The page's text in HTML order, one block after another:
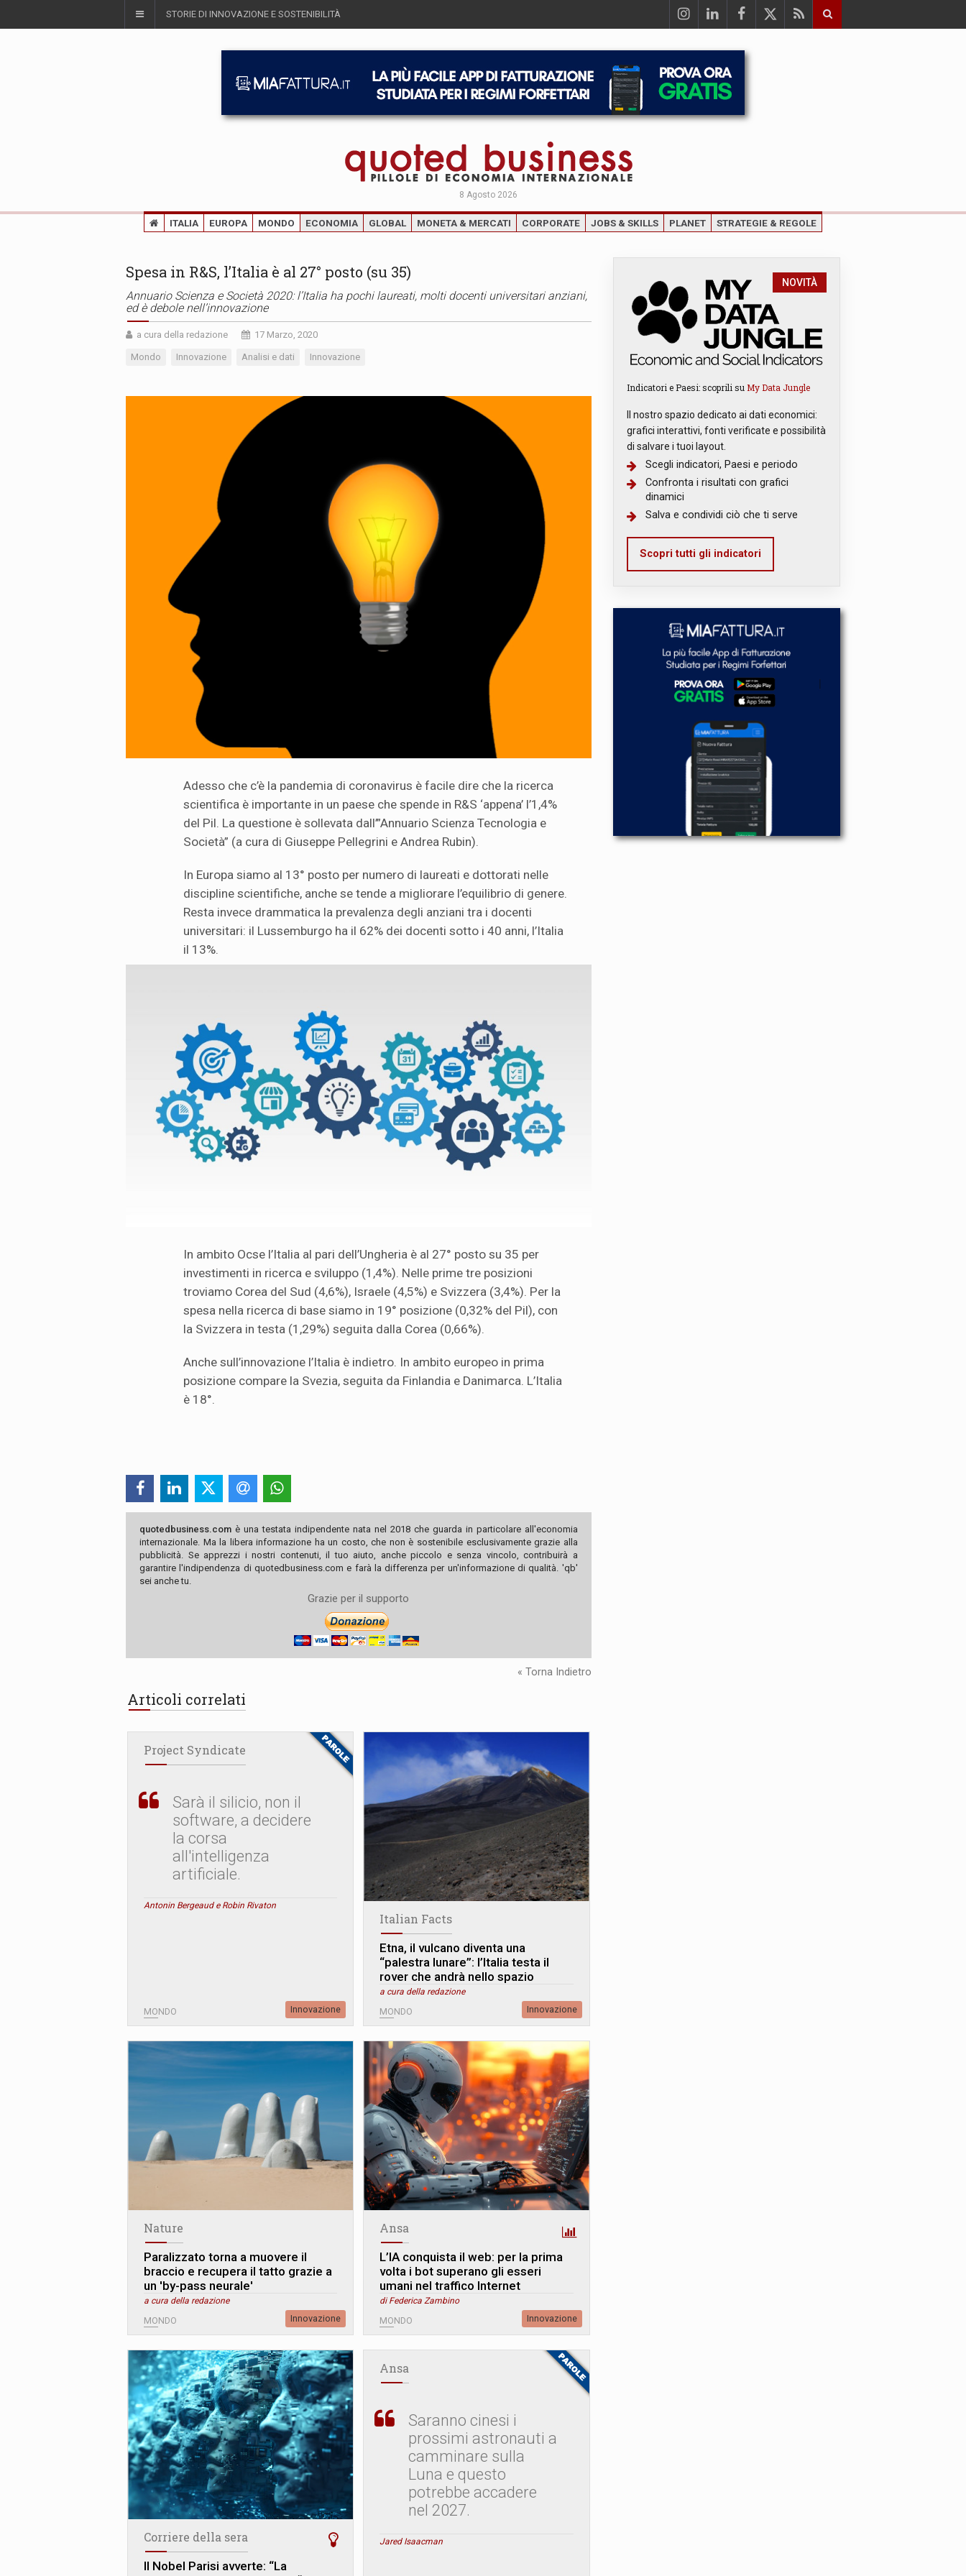
STORIE DI INNOVAZIONE E SOSTENIBILITÀ
8 Agosto 2026
ITALIA EUROPA MONDO ECONOMIA GLOBAL MONETA & MERCATI CORPORATE JOBS & SKILLS PLANET STRATEGIE & REGOLE
Spesa in R&S, l’Italia è al 27° posto (su 35)
Annuario Scienza e Società 2020: l’Italia ha pochi laureati, molti docenti universitari anziani,
ed è debole nell’innovazione
a cura della redazione 17 Marzo, 2020
Mondo Innovazione Analisi e dati Innovazione
Adesso che c’è la pandemia di coronavirus è facile dire che la ricerca
scientifica è importante in un paese che spende in R&S ‘appena’ l’1,4%
del Pil. La questione è sollevata dall’”Annuario Scienza Tecnologia e
Società” (a cura di Giuseppe Pellegrini e Andrea Rubin).
In Europa siamo al 13° posto per numero di laureati e dottorati nelle
discipline scientifiche, anche se tende a migliorare l’equilibrio di genere.
Resta invece drammatica la prevalenza degli anziani tra i docenti
universitari: il Lussemburgo ha il 62% dei docenti sotto i 40 anni, l’Italia
il 13%.
In ambito Ocse l’Italia al pari dell’Ungheria è al 27° posto su 35 per
investimenti in ricerca e sviluppo (1,4%). Nelle prime tre posizioni
troviamo Corea del Sud (4,6%), Israele (4,5%) e Svizzera (3,4%). Per la
spesa nella ricerca di base siamo in 19° posizione (0,32% del Pil), con
la Svizzera in testa (1,29%) seguita dalla Corea (0,66%).
Anche sull’innovazione l’Italia è indietro. In ambito europeo in prima
posizione compare la Svezia, seguita da Finlandia e Danimarca. L’Italia
è 18°.
quotedbusiness.com è una testata indipendente nata nel 2018 che guarda in particolare all'economia
internazionale. Ma la libera informazione ha un costo, che non è sostenibile esclusivamente grazie alla
pubblicità. Se apprezzi i nostri contenuti, il tuo aiuto, anche piccolo e senza vincolo, contribuirà a
garantire l'indipendenza di quotedbusiness.com e farà la differenza per un'informazione di qualità. 'qb'
sei anche tu.
Grazie per il supporto
« Torna Indietro
Articoli correlati
Project Syndicate
Sarà il silicio, non il
software, a decidere
la corsa
all'intelligenza
artificiale.
Antonin Bergeaud e Robin Rivaton
MONDO Innovazione
Italian Facts
Etna, il vulcano diventa una
“palestra lunare”: l’Italia testa il
rover che andrà nello spazio
a cura della redazione
MONDO Innovazione
Nature
Paralizzato torna a muovere il
braccio e recupera il tatto grazie a
un 'by-pass neurale'
a cura della redazione
MONDO Innovazione
Ansa
L’IA conquista il web: per la prima
volta i bot superano gli esseri
umani nel traffico Internet
di Federica Zambino
MONDO Innovazione
Corriere della sera
Il Nobel Parisi avverte: “La
Ansa
Saranno cinesi i
prossimi astronauti a
camminare sulla
Luna e questo
potrebbe accadere
nel 2027.
Jared Isaacman
NOVITÀ
Indicatori e Paesi: scoprili su My Data Jungle
Il nostro spazio dedicato ai dati economici:
grafici interattivi, fonti verificate e possibilità
di salvare i tuoi layout.
Scegli indicatori, Paesi e periodo
Confronta i risultati con grafici
dinamici
Salva e condividi ciò che ti serve
Scopri tutti gli indicatori